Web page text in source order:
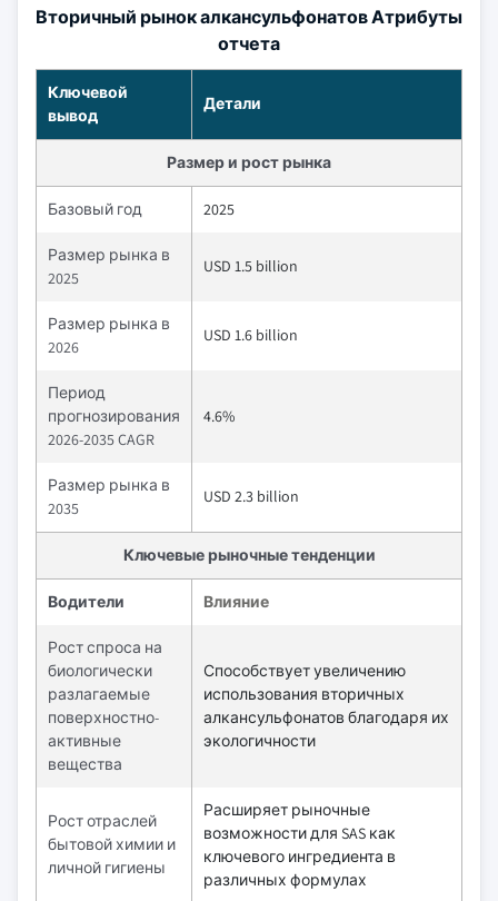
Вторичный рынок алкансульфонатов Атрибуты
отчета
Ключевой
вывод
Детали
Размер и рост рынка
Базовый год 2025
Размер рынка в
2025
USD 1.5 billion
Размер рынка в
2026
USD 1.6 billion
Период
прогнозирования
2026-2035 CAGR
4.6%
Размер рынка в
2035
USD 2.3 billion
Ключевые рыночные тенденции
Водители Влияние
Рост спроса на
биологически
разлагаемые
поверхностно-
активные
вещества
Способствует увеличению
использования вторичных
алкансульфонатов благодаря их
экологичности
Рост отраслей
бытовой химии и
личной гигиены
Расширяет рыночные
возможности для SAS как
ключевого ингредиента в
различных формулах